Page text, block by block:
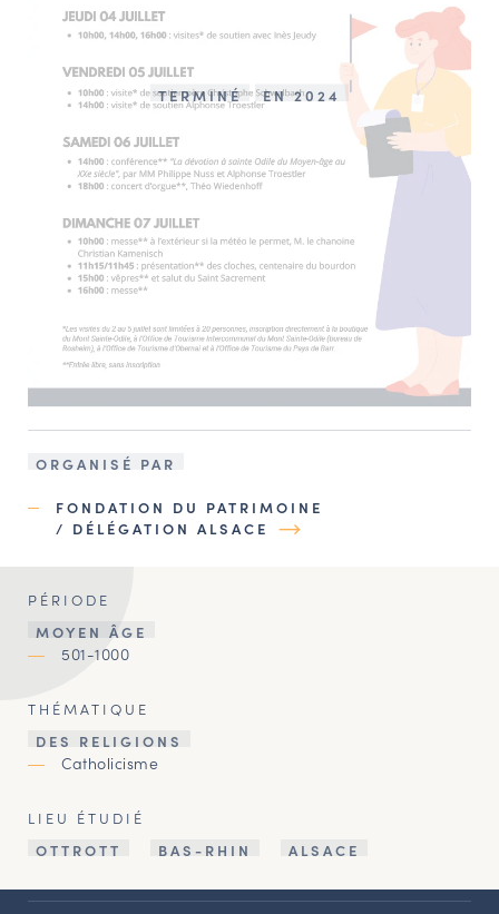
TERMINÉ EN 2024
ORGANISÉ PAR
FONDATION DU PATRIMOINE
/ DÉLÉGATION ALSACE
PÉRIODE
MOYEN ÂGE
501-1000
THÉMATIQUE
DES RELIGIONS
Catholicisme
LIEU ÉTUDIÉ
OTTROTT
BAS-RHIN ALSACE